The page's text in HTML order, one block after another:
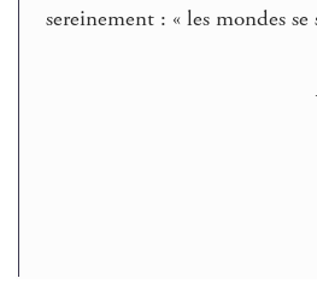
sereinement : « les mondes